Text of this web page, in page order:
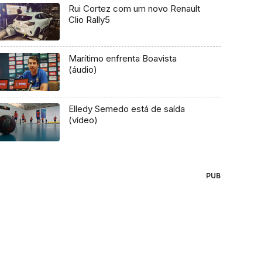
Rui Cortez com um novo Renault
Clio Rally5
Marítimo enfrenta Boavista
(áudio)
Elledy Semedo está de saída
(vídeo)
PUB